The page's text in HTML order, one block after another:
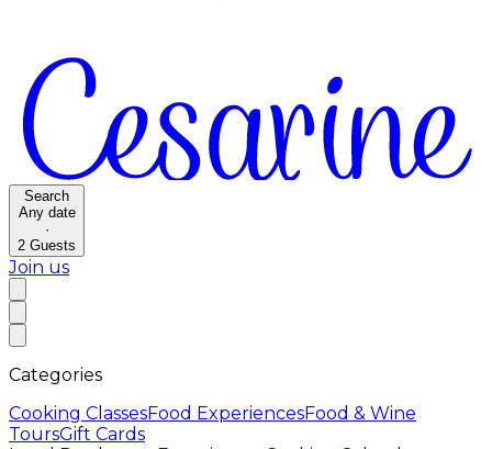
Search
Any date
·
2 Guests
Join us
Categories
Cooking ClassesFood ExperiencesFood & Wine
ToursGift Cards